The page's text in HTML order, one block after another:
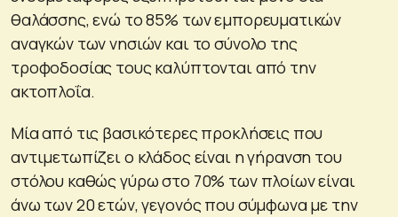
θαλάσσης, ενώ το 85% των εμπορευματικών
αναγκών των νησιών και το σύνολο της
τροφοδοσίας τους καλύπτονται από την
ακτοπλοΐα.
Μία από τις βασικότερες προκλήσεις που
αντιμετωπίζει ο κλάδος είναι η γήρανση του
στόλου καθώς γύρω στο 70% των πλοίων είναι
άνω των 20 ετών, γεγονός που σύμφωνα με την